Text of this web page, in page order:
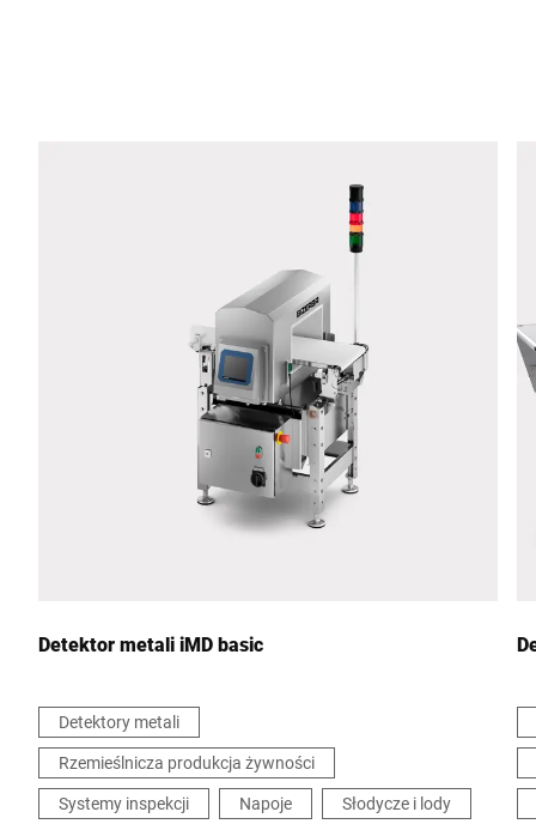
Niniejszym potwierdzam, że zgadzam się na wykorzystanie
moich danych do przetworzenia tego żądania Dalsze informacje
można znaleźć wDeklaracja ochrony danych*
Detektor metali iMD basic
Detektory metali
Rzemieślnicza produkcja żywności
Systemy inspekcji
Napoje
Słodycze i lody